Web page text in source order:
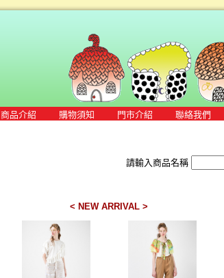
商品介紹 購物須知 門市介紹 聯絡我們
請輸入商品名稱
< NEW ARRIVAL >